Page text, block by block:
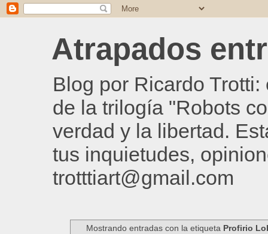
Atrapados
Blog por Ricardo
de la trilogía "Robots
verdad y la libertad.
tus inquietudes,
trotttiart@gmail.com
Mostrando entradas con la etiqueta Profirio